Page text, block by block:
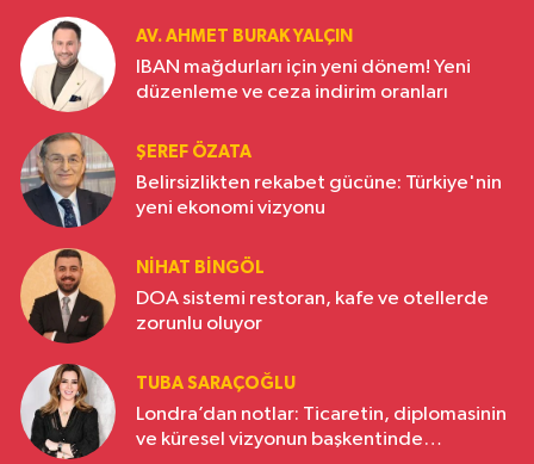
AV. AHMET BURAK YALÇIN
IBAN mağdurları için yeni dönem! Yeni
düzenleme ve ceza indirim oranları
ŞEREF ÖZATA
Belirsizlikten rekabet gücüne: Türkiye'nin
yeni ekonomi vizyonu
NIHAT BINGÖL
DOA sistemi restoran, kafe ve otellerde
zorunlu oluyor
TUBA SARAÇOĞLU
Londra’dan notlar: Ticaretin, diplomasinin
ve küresel vizyonun başkentinde